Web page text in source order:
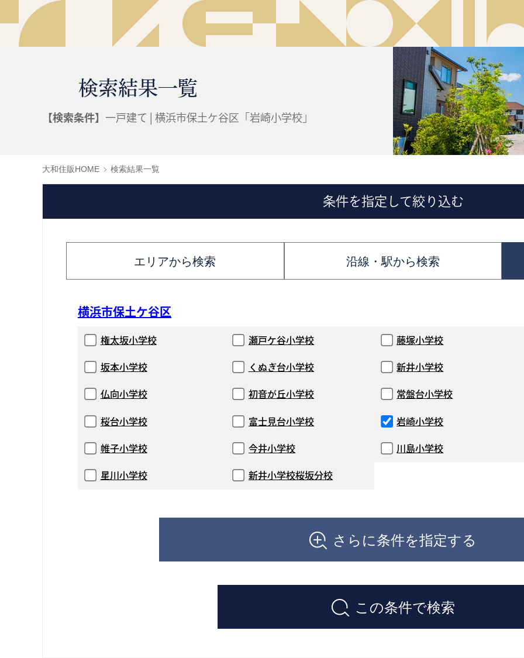
検索結果一覧
【検索条件】 一戸建て | 横浜市保土ケ谷区「岩崎小学校」
大和住販HOME 検索結果一覧
条件を指定して絞り込む
エリアから検索 沿線・駅から検索
横浜市保土ケ谷区
権太坂小学校 瀬戸ケ谷小学校 藤塚小学校
坂本小学校 くぬぎ台小学校 新井小学校
仏向小学校 初音が丘小学校 常盤台小学校
桜台小学校 富士見台小学校 岩崎小学校
帷子小学校 今井小学校 川島小学校
星川小学校 新井小学校桜坂分校
さらに条件を指定する
この条件で検索